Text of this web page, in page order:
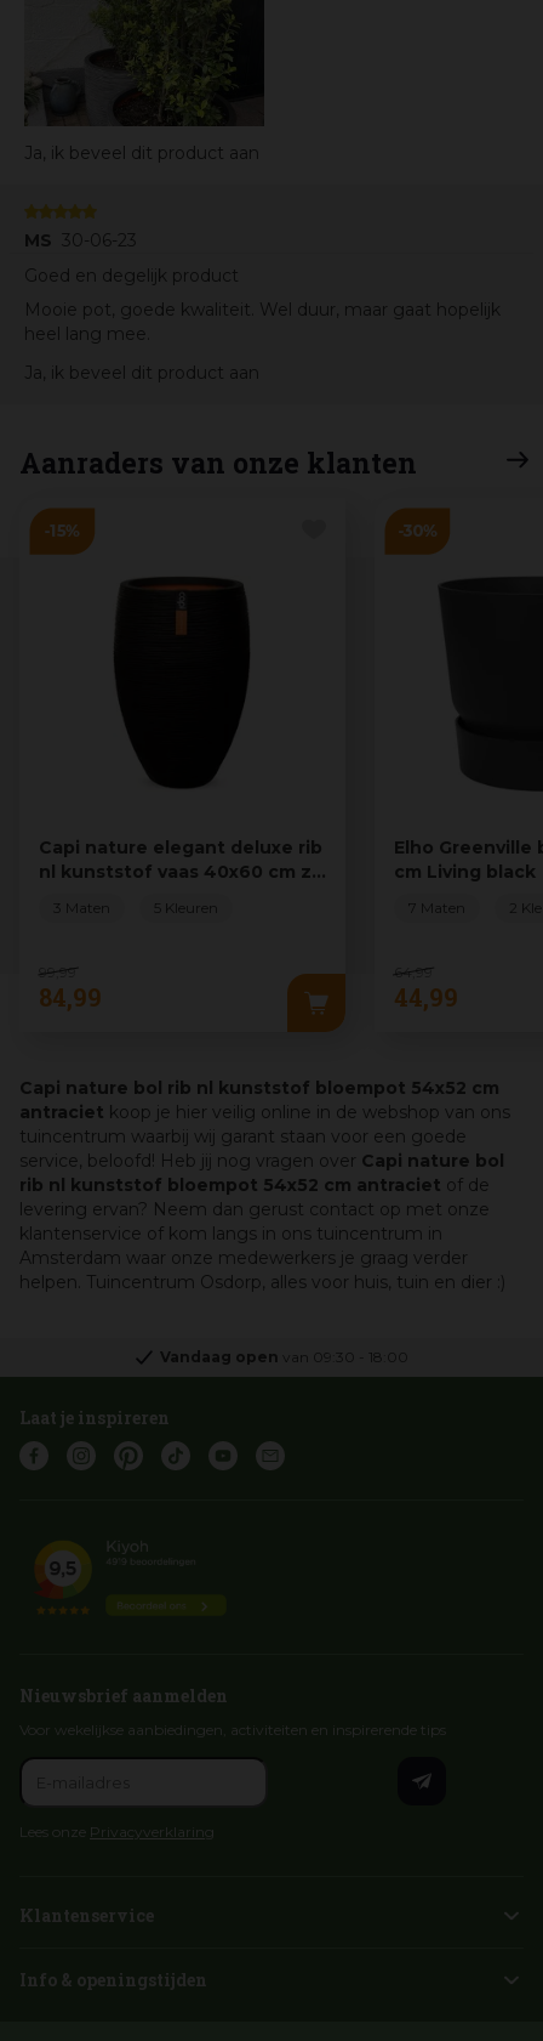
Ja, ik beveel dit product aan
MS 30-06-23
Goed en degelijk product
Mooie pot, goede kwaliteit. Wel duur, maar gaat hopelijk
heel lang mee.
Ja, ik beveel dit product aan
Aanraders van onze klanten
Capi nature elegant deluxe rib
nl kunststof vaas 40x60 cm z…
99,99
84,99
3 Maten 5 Kleuren
Elho Greenville
cm Living black
64 ,99
44,99
7 Maten 2
Capi nature bol rib nl kunststof bloempot 54x52 cm
antraciet koop je hier veilig online in de webshop van ons
tuincentrum waarbij wij garant staan voor een goede
service, beloofd! Heb jij nog vragen over Capi nature bol
rib nl kunststof bloempot 54x52 cm antraciet of de
levering ervan? Neem dan gerust contact op met onze
klantenservice of kom langs in ons tuincentrum in
Amsterdam waar onze medewerkers je graag verder
helpen. Tuincentrum Osdorp, alles voor huis, tuin en dier :)
Vandaag open van 09:30 18:00
Laat je inspireren
Nieuwsbrief aanmelden
Voor wekelijkse aanbiedingen, activiteiten en inspirerende tips
Lees onze Privacyverklaring
Klantenservice
Info & openingstijden